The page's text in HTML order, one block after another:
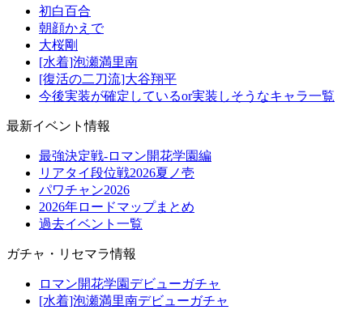
初白百合
朝顔かえで
大桜剛
[水着]泡瀬満里南
[復活の二刀流]大谷翔平
今後実装が確定しているor実装しそうなキャラ一覧
最新イベント情報
最強決定戦-ロマン開花学園編
リアタイ段位戦2026夏ノ壱
パワチャン2026
2026年ロードマップまとめ
過去イベント一覧
ガチャ・リセマラ情報
ロマン開花学園デビューガチャ
[水着]泡瀬満里南デビューガチャ